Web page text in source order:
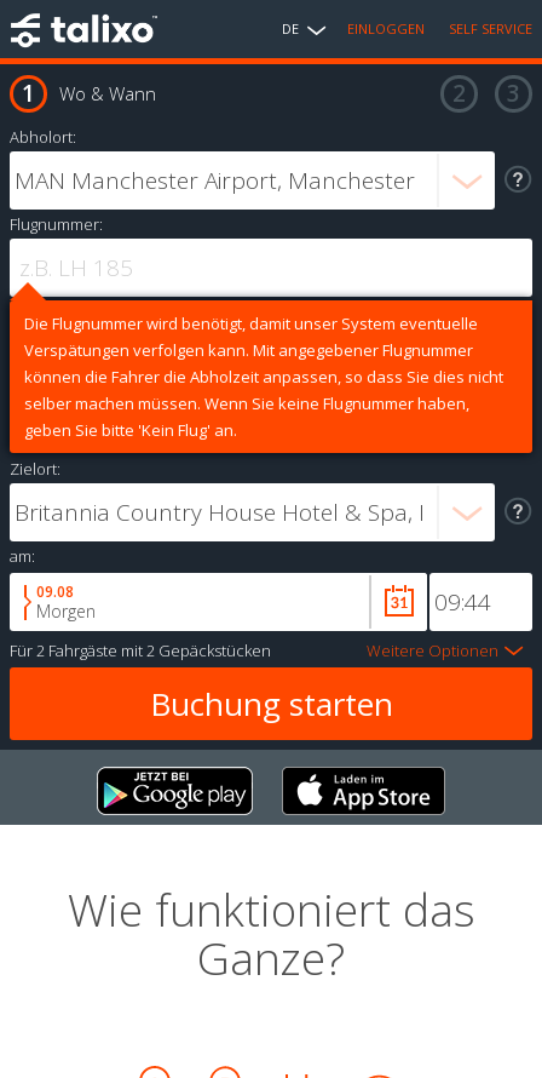
DE EINLOGGEN SELF SERVICE
Wo & Wann
Abholort:
Flugnummer:
Die Flugnummer wird benötigt, damit unser System eventuelle
Verspätungen verfolgen kann. Mit angegebener Flugnummer
können die Fahrer die Abholzeit anpassen, so dass Sie dies nicht
selber machen müssen. Wenn Sie keine Flugnummer haben,
geben Sie bitte 'Kein Flug' an.
Zielort:
am:
09.08
Morgen
Für2 Fahrgäste mit2 Gepäckstücken Weitere Optionen
Wie funktioniert das
Ganze?